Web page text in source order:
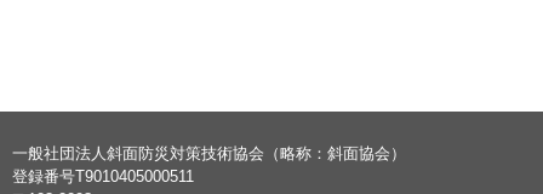
一般社団法人斜面防災対策技術協会（略称：斜面協会）
登録番号T9010405000511